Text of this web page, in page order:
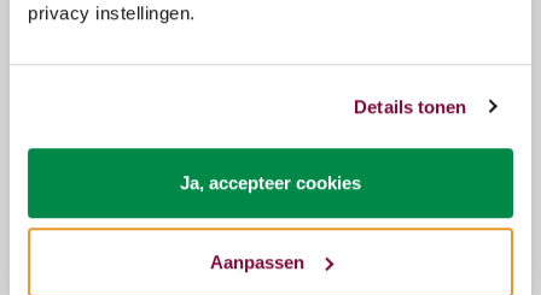
privacy instellingen.
Details tonen
Ja, accepteer cookies
Aanpassen